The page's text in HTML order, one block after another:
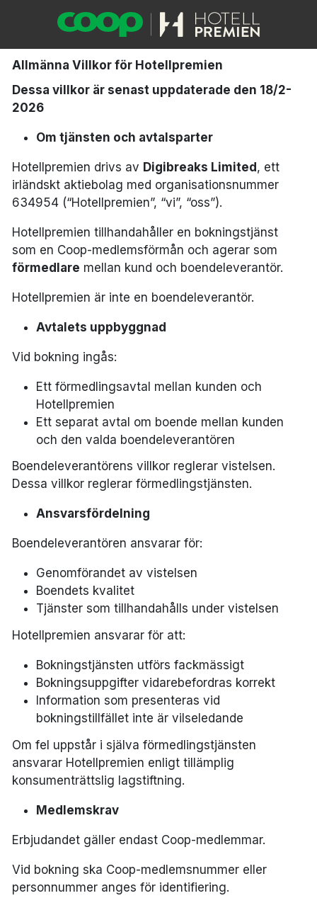
Allmänna Villkor för Hotellpremien
Dessa villkor är senast uppdaterade den 18/2-
2026
Om tjänsten och avtalsparter
Hotellpremien drivs av Digibreaks Limited, ett
irländskt aktiebolag med organisationsnummer
634954 (“Hotellpremien”, “vi”, “oss”).
Hotellpremien tillhandahåller en bokningstjänst
som en Coop-medlemsförmån och agerar som
förmedlare mellan kund och boendeleverantör.
Hotellpremien är inte en boendeleverantör.
Avtalets uppbyggnad
Vid bokning ingås:
Ett förmedlingsavtal mellan kunden och
Hotellpremien
Ett separat avtal om boende mellan kunden
och den valda boendeleverantören
Boendeleverantörens villkor reglerar vistelsen.
Dessa villkor reglerar förmedlingstjänsten.
Ansvarsfördelning
Boendeleverantören ansvarar för:
Genomförandet av vistelsen
Boendets kvalitet
Tjänster som tillhandahålls under vistelsen
Hotellpremien ansvarar för att:
Bokningstjänsten utförs fackmässigt
Bokningsuppgifter vidarebefordras korrekt
Information som presenteras vid
bokningstillfället inte är vilseledande
Om fel uppstår i själva förmedlingstjänsten
ansvarar Hotellpremien enligt tillämplig
konsumenträttslig lagstiftning.
Medlemskrav
Erbjudandet gäller endast Coop-medlemmar.
Vid bokning ska Coop-medlemsnummer eller
personnummer anges för identifiering.